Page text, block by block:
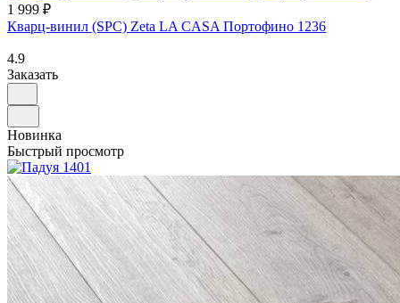
1 999 ₽
Кварц-винил (SPC) Zeta LA CASA Портофино 1236
4.9
Заказать
Новинка
Быстрый просмотр